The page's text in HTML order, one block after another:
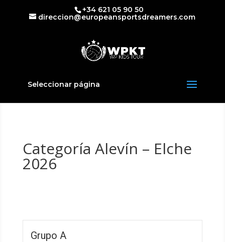
+34 621 05 90 50
direccion@europeansportsdreamers.com
Seleccionar página
Categoría Alevín – Elche
2026
Grupo A